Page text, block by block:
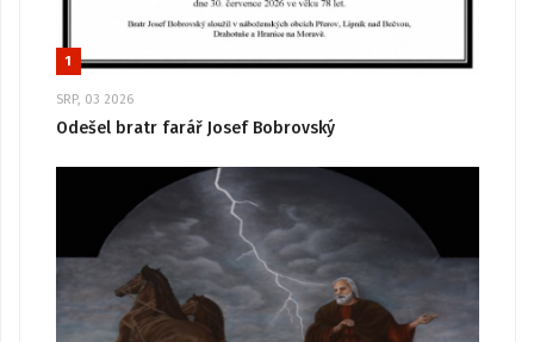
1
SRP, 03 2026
Odešel bratr farář Josef Bobrovský